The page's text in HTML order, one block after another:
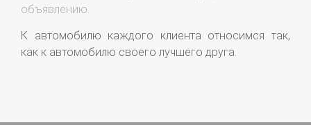
объявлению.
К автомобилю каждого клиента относимся так,
как к автомобилю своего лучшего друга.